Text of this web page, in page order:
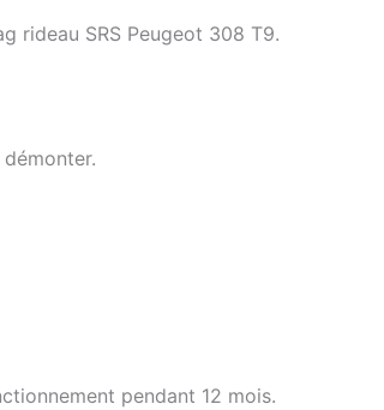
rideau SRS Peugeot 308 T9.
pendant 12 mois.